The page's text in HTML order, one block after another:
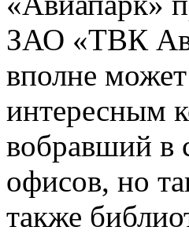
ЗАО «ТВК
вполне
интересным
вобравший в
офисов, но
также